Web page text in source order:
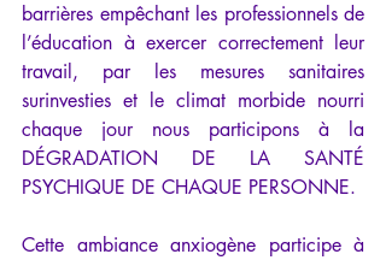
barrières empêchant les professionnels de
l’éducation à exercer correctement leur
travail, par les mesures sanitaires
surinvesties et le climat morbide nourri
chaque jour nous participons à la
DÉGRADATION DE LA SANTÉ
PSYCHIQUE DE CHAQUE PERSONNE.
Cette ambiance anxiogène participe à